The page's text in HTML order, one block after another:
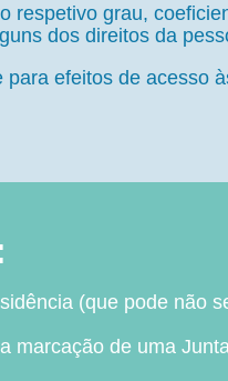
respetivo grau,
dos direitos da
efeitos de acesso
(que pode não
marcação de uma